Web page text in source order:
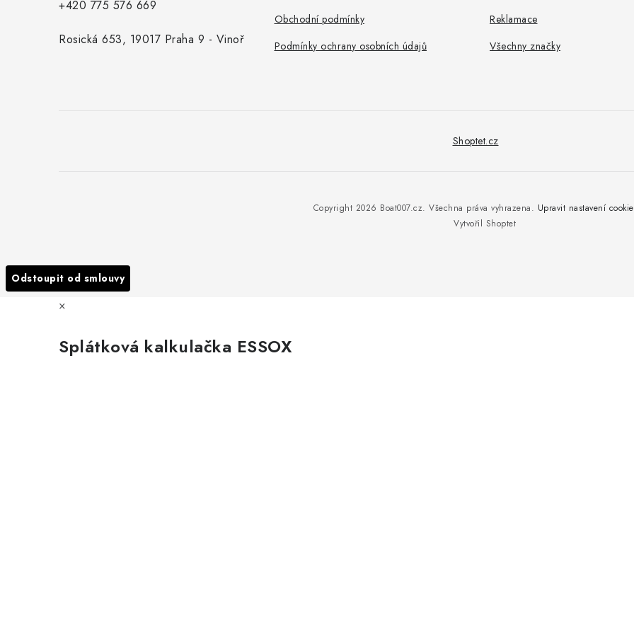
+420 775 576 669
Rosická 653, 19017 Praha 9 - Vinoř
Obchodní podmínky
Podmínky ochrany osobních údajů
Reklamace
Všechny značky
Shoptet.cz
Vytvořil Shoptet
Copyright 2026 Boat007.cz. Všechna práva vyhrazena. Upravit nastavení
Odstoupit od smlouvy
×
Splátková kalkulačka ESSOX